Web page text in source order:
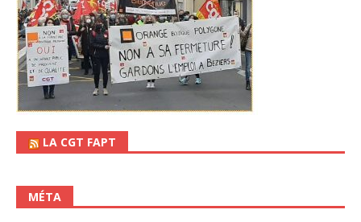
LA CGT FAPT
MÉTA